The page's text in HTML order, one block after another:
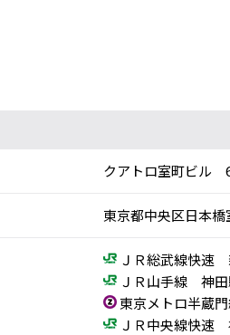
クアトロ室町ビル
東京都中央区日本
ＪＲ総武線快速
ＪＲ山手線 神田
東京メトロ半蔵
ＪＲ中央線快速